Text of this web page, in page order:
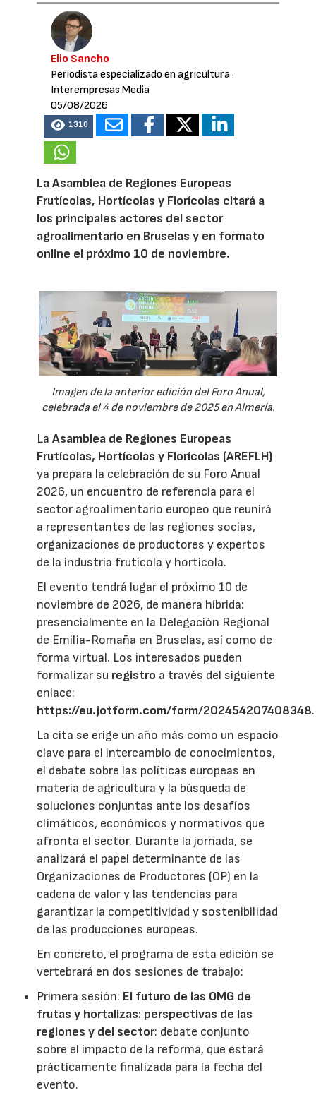
Elio Sancho
Periodista especializado en agricultura·
Interempresas Media
05/08/2026
1310
La Asamblea de Regiones Europeas
Frutícolas, Hortícolas y Florícolas citará a
los principales actores del sector
agroalimentario en Bruselas y en formato
online el próximo 10 de noviembre.
Imagen de la anterior edición del Foro Anual,
celebrada el 4 de noviembre de 2025 en Almería.
LaAsamblea de Regiones Europeas
Frutícolas, Hortícolas y Florícolas (AREFLH)
ya prepara la celebración de su Foro Anual
2026, un encuentro de referencia para el
sector agroalimentario europeo que reunirá
a representantes de las regiones socias,
organizaciones de productores y expertos
de la industria frutícola y hortícola.
El evento tendrá lugar el próximo 10 de
noviembre de 2026, de manera híbrida:
presencialmente en la Delegación Regional
de Emilia-Romaña en Bruselas, así como de
forma virtual. Los interesados pueden
formalizar su registro a través del siguiente
enlace:
https://eu.jotform.com/form/202454207408348.
La cita se erige un año más como un espacio
clave para el intercambio de conocimientos,
el debate sobre las políticas europeas en
materia de agricultura y la búsqueda de
soluciones conjuntas ante los desafíos
climáticos, económicos y normativos que
afronta el sector. Durante la jornada, se
analizará el papel determinante de las
Organizaciones de Productores (OP) en la
cadena de valor y las tendencias para
garantizar la competitividad y sostenibilidad
de las producciones europeas.
En concreto, el programa de esta edición se
vertebrará en dos sesiones de trabajo:
Primera sesión: El futuro de las OMG de
frutas y hortalizas: perspectivas de las
regiones y del sector: debate conjunto
sobre el impacto de la reforma, que estará
prácticamente finalizada para la fecha del
evento.